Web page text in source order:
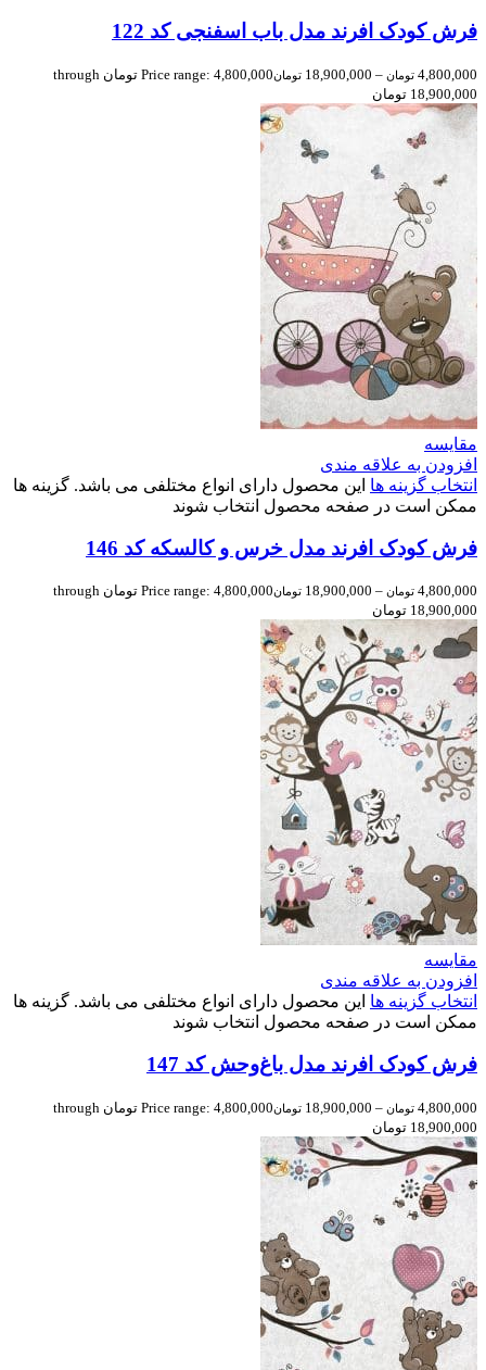
فرش کودک افرند مدل باب اسفنجی کد 122
4,800,000 تومان –
18,900,000 تومان
Price range: 4,800,000 تومان through
18,900,000 تومان
مقایسه
افزودن به علاقه مندی
انتخاب گزینه ها این محصول دارای انواع مختلفی می باشد. گزینه ها
ممکن است در صفحه محصول انتخاب شوند
فرش کودک افرند مدل خرس و کالسکه کد 146
4,800,000 تومان –
18,900,000 تومان
Price range: 4,800,000 تومان through
18,900,000 تومان
مقایسه
افزودن به علاقه مندی
انتخاب گزینه ها این محصول دارای انواع مختلفی می باشد. گزینه ها
ممکن است در صفحه محصول انتخاب شوند
فرش کودک افرند مدل باغ‌وحش کد 147
4,800,000 تومان –
18,900,000 تومان
Price range: 4,800,000 تومان through
18,900,000 تومان